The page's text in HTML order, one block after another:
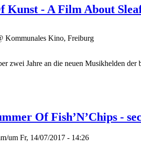
Kunst - A Film About
Kommunales Kino, Freiburg
zwei Jahre an die neuen Musikhelden
Of Fish’N’Chips -
um Fr, 14/07/2017 - 14:26